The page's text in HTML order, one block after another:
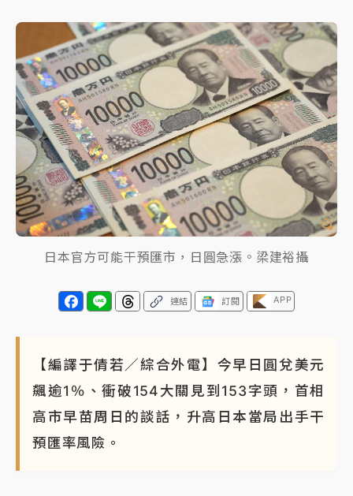
暑假過三周才推「E宿新北打卡趣」！抽獎程序複雜 觀
旅局回應了
中信慈善基金會想增加董事人數！辜仲諒向法院聲請遭
駁 理由曝光
故宮《龍藏經》特展第2檔！今線上預約開賣一度塞車
周六起展出延長至晚上7時
台東農業處長涉圖利渡假村！東檢抗告成功 今重開羈
押庭
父親節泡湯了！中颱白海豚雨彈轟3天 「紅到發紫」降
雨熱區曝
日本官方可能干預匯市，日圓急漲。梁建裕攝
連結 訂閱 APP
【編譯于倩若／綜合外電】今早日圓兌美元
飆逾1％、衝破154大關見到153字頭，首相
高市早苗周日的談話，升高日本當局出手干
預匯率風險。